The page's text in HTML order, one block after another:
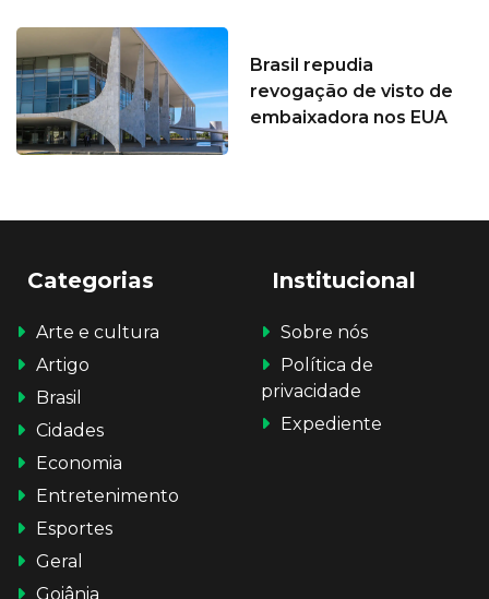
Brasil repudia
revogação de visto de
embaixadora nos EUA
Categorias
Arte e cultura
Artigo
Brasil
Cidades
Economia
Entretenimento
Esportes
Geral
Goiânia
Institucional
Sobre nós
Política de
privacidade
Expediente